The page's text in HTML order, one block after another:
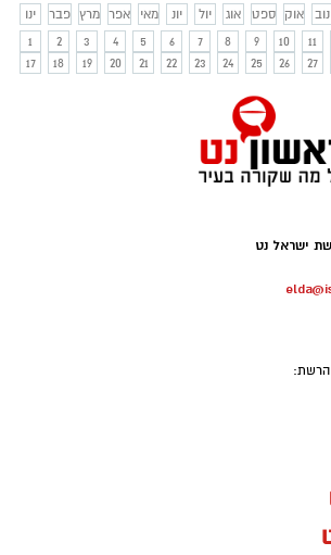
ינו
פבר מרץ אפר מאי יונ יול אוג ספט אוק נוב
1 2 3 4 5 6 7 8 9 10 11
17
18 19 20 21 22 23 24 25 26 27
ישראל נט
הרשת: